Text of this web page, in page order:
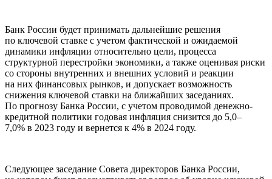
Банк России будет принимать дальнейшие решения
по ключевой ставке с учетом фактической и ожидаемой
динамики инфляции относительно цели, процесса
структурной перестройки экономики, а также оценивая риски
со стороны внутренних и внешних условий и реакции
на них финансовых рынков, и допускает возможность
снижения ключевой ставки на ближайших заседаниях.
По прогнозу Банка России, с учетом проводимой денежно-
кредитной политики годовая инфляция снизится до 5,0–
7,0% в 2023 году и вернется к 4% в 2024 году.
Следующее заседание Совета директоров Банка России,